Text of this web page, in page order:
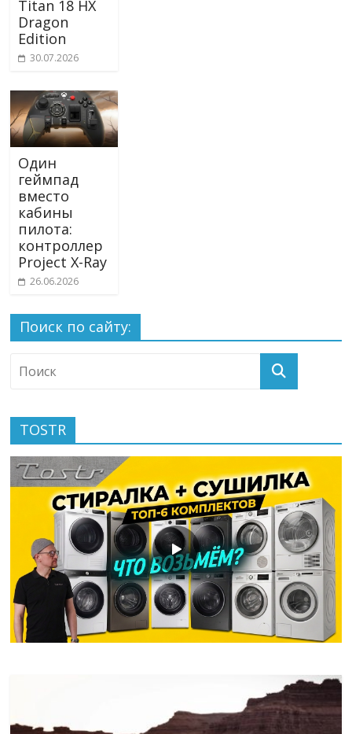
Titan 18 HX
Dragon
Edition
30.07.2026
Один
геймпад
вместо
кабины
пилота:
контроллер
Project X-Ray
26.06.2026
Поиск по сайту:
TOSTR